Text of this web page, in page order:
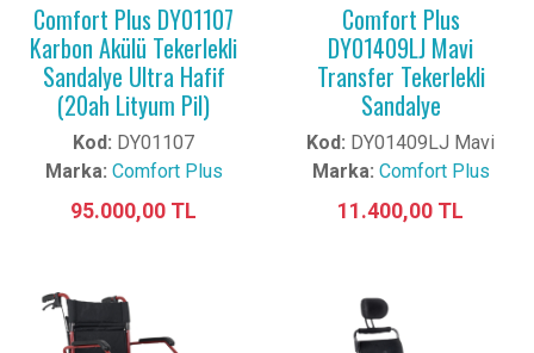
Comfort Plus DY01107
Karbon Akülü Tekerlekli
Sandalye Ultra Hafif
(20ah Lityum Pil)
Kod: DY01107
Marka: Comfort Plus
95.000,00 TL
Comfort Plus
DY01409LJ Mavi
Transfer Tekerlekli
Sandalye
Kod: DY01409LJ Mavi
Marka: Comfort Plus
11.400,00 TL